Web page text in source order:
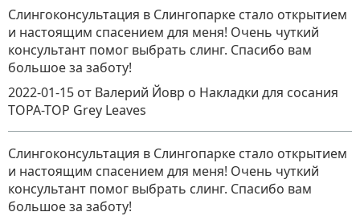
Слингоконсультация в Слингопарке стало открытием
и настоящим спасением для меня! Очень чуткий
консультант помог выбрать слинг. Спасибо вам
большое за заботу!
2022-01-15 от Валерий Йовр о Накладки для сосания
TOPA-TOP Grey Leaves
Слингоконсультация в Слингопарке стало открытием
и настоящим спасением для меня! Очень чуткий
консультант помог выбрать слинг. Спасибо вам
большое за заботу!